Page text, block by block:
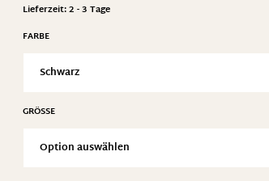
Lieferzeit:2 - 3 Tage
FARBE
GRÖSSE